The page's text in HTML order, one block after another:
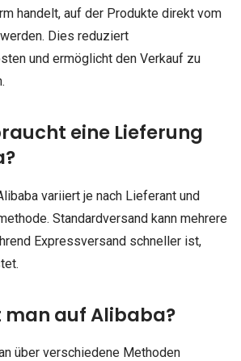
handelt, auf der Produkte direkt vom
Dies reduziert
und ermöglicht den Verkauf zu
eine Lieferung
variiert je nach Lieferant und
Standardversand kann mehrere
Expressversand schneller ist,
man auf Alibaba?
über verschiedene Methoden